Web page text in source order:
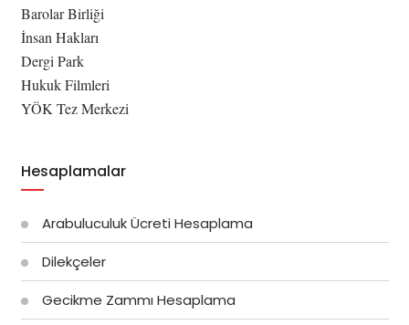
Barolar Birliği
İnsan Hakları
Dergi Park
Hukuk Filmleri
YÖK Tez Merkezi
Hesaplamalar
Arabuluculuk Ücreti Hesaplama
Dilekçeler
Gecikme Zammı Hesaplama